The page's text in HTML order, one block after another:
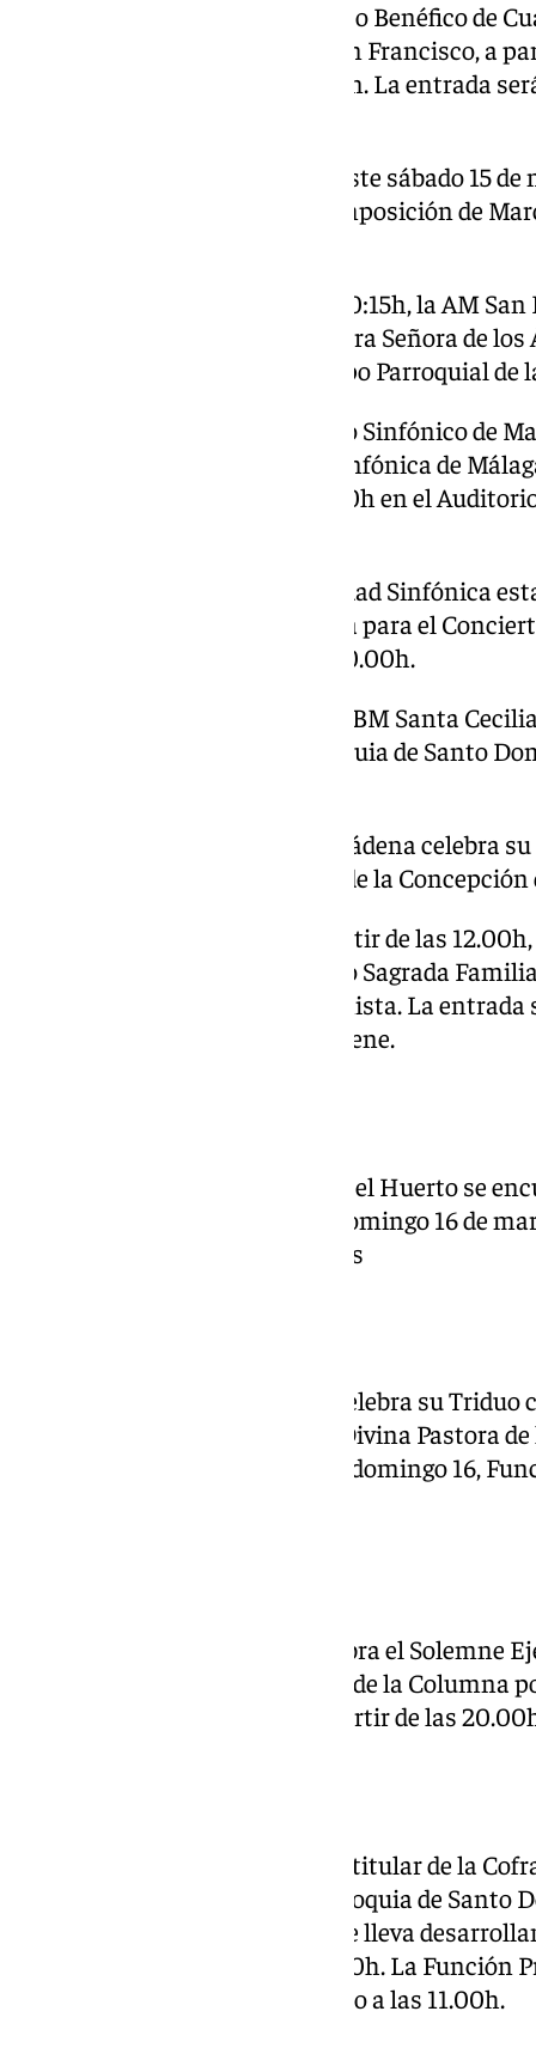
La Paloma organiza su Concierto Benéfico de
en su Oratorio de la Plaza de San Francisco, a
participación la BCT del Carmen. La entrada
La Iglesia de San Julián acoge este sábado 15
Concurso Internacional de Composición de
Este sábado 15 de marzo a las 20:15h, la AM
concierto en la Parroquia Nuestra Señora de
presentación del cartel del Grupo Parroquial de
La novena edición del Concierto Sinfónico de
interpretado por la Orquesta Sinfónica de
domingo 16 de marzo a las 12.00h en el
La Banda de Música de la Trinidad Sinfónica
Parroquial de San Juan Bautista para el
este sábado 15 de marzo a las 20.00h.
El Concierto de Cuaresma de la BM Santa
sábado 15 de marzo en la Parroquia de Santo
La Banda de Música de Benalmádena celebra
en Málaga capital en la Iglesia de la
Este domingo 16 de marzo a partir de las
Concierto Benéfico en el Colegio Sagrada
Paso y la Esperanza la protagonista. La
perecederos y productos de higiene.
Nuestro Padre Jesús Orando en el Huerto se
desde este viernes 14 hasta el domingo 16 de
Parroquia de los Santos Mártires
La Cofradía del Prendimiento celebra su Triduo
de marzo en la Parroquia de la Divina Pastora
Jesús, a partir de las 20.00h. El domingo 16,
La Cofradía de la Columna celebra el Solemne
imagen de Nuestro Padre Jesús de la Columna
a San Ciriaco y Santa Paula a partir de las
El Santísimo Cristo del Perdón, titular de la
preside el altar mayor de la Parroquia de Santo
Borromeo, para su Triduo que se lleva
el sábado 15 de marzo a las 19:00h. La
jornada del domingo 16 de marzo a las 11.00h.